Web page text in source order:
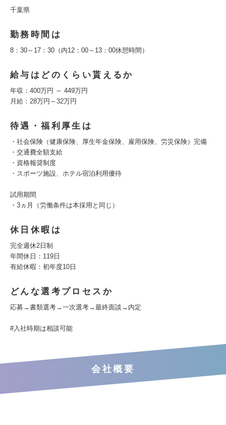
千葉県
勤務時間は
8：30～17：30（内12：00～13：00休憩時間）
給与はどのくらい貰えるか
年収：400万円 ～ 449万円
月給：28万円～32万円
待遇・福利厚生は
・社会保険（健康保険、厚生年金保険、雇用保険、労災保険）完備
・交通費全額支給
・資格報奨制度
・スポーツ施設、ホテル宿泊利用優待
試用期間
・3ヵ月（労働条件は本採用と同じ）
休日休暇は
完全週休2日制
年間休日：119日
有給休暇：初年度10日
どんな選考プロセスか
応募→書類選考→一次選考→最終面談→内定
#入社時期は相談可能
会社概要